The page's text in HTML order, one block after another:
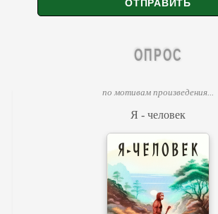
ОПРОС
по мотивам произведения...
Я - человек